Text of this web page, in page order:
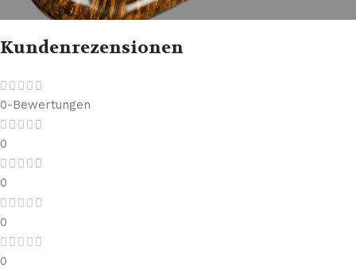
Kundenrezensionen
0-Bewertungen
0
0
0
0